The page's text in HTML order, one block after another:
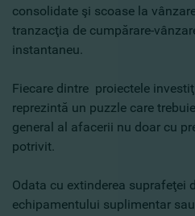
consolidate şi scoase la
tranzacţia de cumpărare-
instantaneu.
Fiecare dintre proiectele
reprezintă un puzzle care
general al afacerii nu doar cu
potrivit.
Odata cu extinderea suprafeţei
echipamentului suplimentar